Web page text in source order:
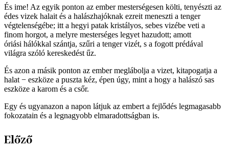
És ime! Az egyik ponton az ember mesterségesen költi, tenyészti az
édes vizek halait és a halászhajóknak ezreit meneszti a tenger
végtelenségébe; itt a hegyi patak kristályos, sebes vizébe veti a
finom horgot, a melyre mesterséges legyet hazudott; amott
óriási hálókkal szántja, szűri a tenger vizét, s a fogott prédával
világra szóló kereskedést űz.
És azon a másik ponton az ember meglábolja a vizet, kitapogatja a
halat − eszköze a puszta kéz, épen úgy, mint a hogy a halászó sas
eszköze a karom és a csőr.
Egy és ugyanazon a napon látjuk az embert a fejlődés legmagasabb
fokozatain és a legnagyobb elmaradottságban is.
Előző